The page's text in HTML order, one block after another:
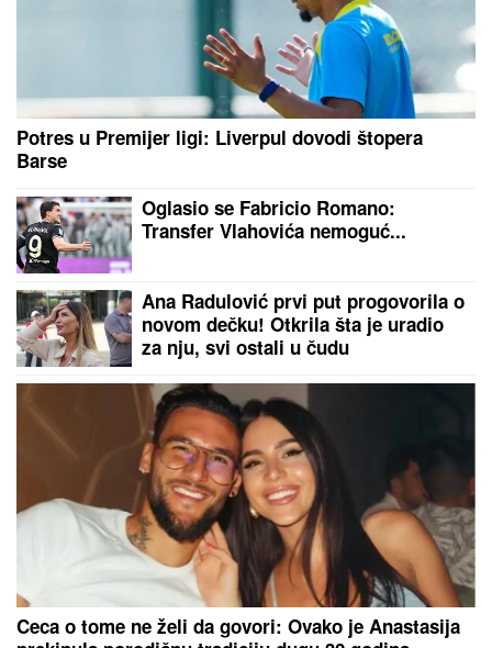
Beograđanin ostao bez oba točka na
automobilu! Saobraćajna nezgoda u
Velikoj Župi, rizična deonica na putu
ka primorju (FOTO)
Kurti moli, opozicija ga ponižava! Poslednja slamka
spasa za teroristu!
Žena na vestima čula da joj je
poginuo muž: Detalji tragedije u
kojoj su nastradali putari kod
Loznice
Marina Tucaković je patila za ovim
pevačem, a napisala mu je najlepše
pesme: "Ostavio sam je zbog mlađih
i lepših devojaka"